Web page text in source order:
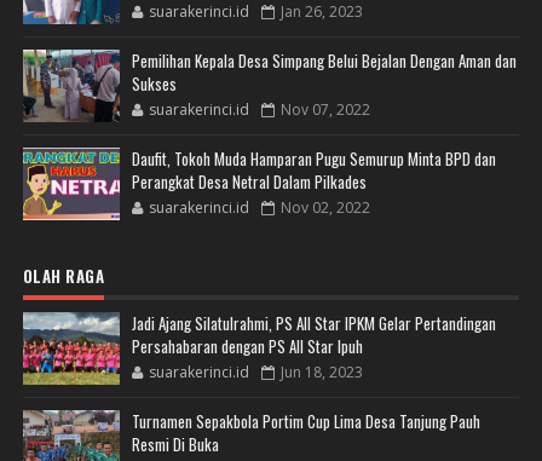
suarakerinci.id Jan 26, 2023
Pemilihan Kepala Desa Simpang Belui Bejalan Dengan Aman dan
Sukses
suarakerinci.id Nov 07, 2022
Daufit, Tokoh Muda Hamparan Pugu Semurup Minta BPD dan
Perangkat Desa Netral Dalam Pilkades
suarakerinci.id Nov 02, 2022
OLAH RAGA
Jadi Ajang Silatulrahmi, PS All Star IPKM Gelar Pertandingan
Persahabaran dengan PS All Star Ipuh
suarakerinci.id Jun 18, 2023
Turnamen Sepakbola Portim Cup Lima Desa Tanjung Pauh
Resmi Di Buka